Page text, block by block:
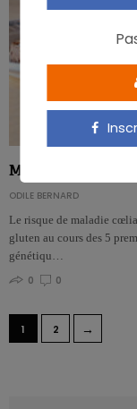
Maladie cœliaque:
ODILE BERNARD
Le risque de maladie
gluten au cours des 5
génétiqu…
0
0
1 2 →